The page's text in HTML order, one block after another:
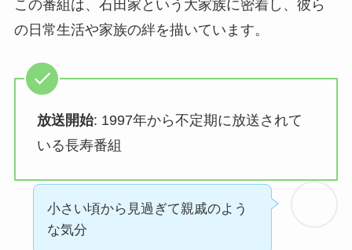
この番組は、石田家という大家族に密着し、彼ら
の日常生活や家族の絆を描いています。
放送開始: 1997年から不定期に放送されて
いる長寿番組
小さい頃から見過ぎて親戚のよう
な気分